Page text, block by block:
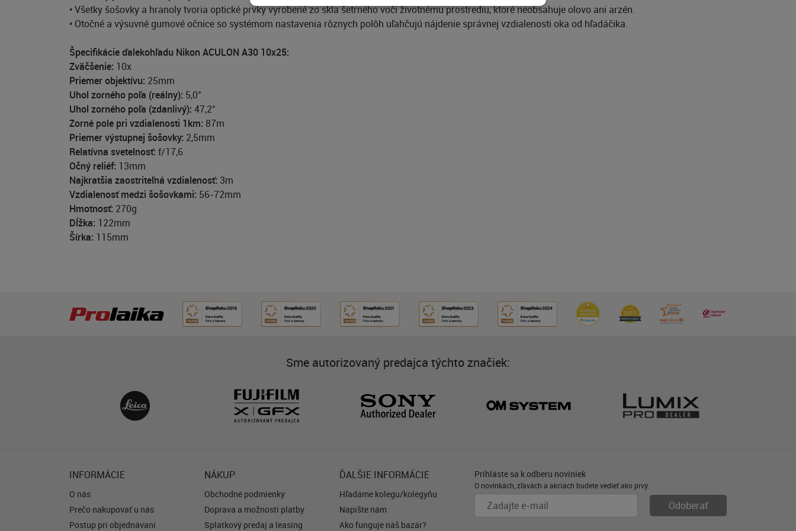
• Všetky šošovky a hranoly tvoria optické prvky vyrobené zo skla šetrného voči životnému prostrediu, ktoré neobsahuje olovo ani arzén.
• Otočné a výsuvné gumové očnice so systémom nastavenia rôznych polôh uľahčujú nájdenie správnej vzdialenosti oka od hľadáčika.
Špecifikácie ďalekohľadu Nikon ACULON A30 10x25:
Zväčšenie: 10x
Priemer objektívu: 25mm
Uhol zorného poľa (reálny): 5,0°
Uhol zorného poľa (zdanlivý): 47,2°
Zorné pole pri vzdialenosti 1km: 87m
Priemer výstupnej šošovky: 2,5mm
Relatívna svetelnosť: f/17,6
Očný reliéf: 13mm
Najkratšia zaostriteľná vzdialenosť: 3m
Vzdialenosť medzi šošovkami: 56-72mm
Hmotnosť: 270g
Dĺžka: 122mm
Šírka: 115mm
Sme autorizovaný predajca týchto značiek:
INFORMÁCIE
O nás
Prečo nakupovať u nás
Postup pri objednávaní
NÁKUP
Obchodné podmienky
Doprava a možnosti platby
Splátkový predaj a leasing
ĎALŠIE INFORMÁCIE
Hľadáme kolegu/kolegyňu
Napíšte nám
Ako funguje náš bazár?
Prihláste sa k odberu noviniek
O novinkách, zľavách a akciách budete vedieť ako prvý.